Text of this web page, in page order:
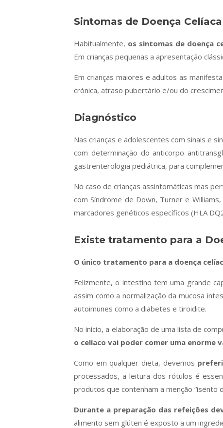
Sintomas de Doença Celíaca
Habitualmente, os sintomas de doença
Em crianças pequenas a apresentação
Em crianças maiores e adultos as
crónica, atraso pubertário e/ou do
Diagnóstico
Nas crianças e adolescentes com sinais e
com determinação do anticorpo
gastrenterologia pediátrica, para
No caso de crianças assintomáticas mas
com Síndrome de Down, Turner e
marcadores genéticos específicos (HLA
Existe tratamento para a
O único tratamento para a doença
Felizmente, o intestino tem uma grande
assim como a normalização da mucosa
autoimunes como a diabetes e tiroidite.
No início, a elaboração de uma lista de
o celíaco vai poder comer uma enorme
Como em qualquer dieta, devemos
processados, a leitura dos rótulos é
produtos que contenham a menção “isento
Durante a preparação das refeições
alimento sem glúten é exposto a um